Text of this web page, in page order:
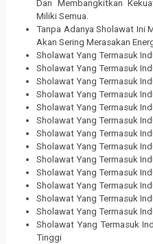
Dan Membangkitkan
Miliki Semua.
Tanpa Adanya Sholawat Ini
Akan Sering Merasakan
Sholawat Yang Termasuk
Sholawat Yang Termasuk
Sholawat Yang Termasuk
Sholawat Yang Termasuk
Sholawat Yang Termasuk
Sholawat Yang Termasuk
Sholawat Yang Termasuk
Sholawat Yang Termasuk
Sholawat Yang Termasuk
Sholawat Yang Termasuk
Sholawat Yang Termasuk
Sholawat Yang Termasuk
Sholawat Yang Termasuk
Sholawat Yang Termasuk
Tinggi